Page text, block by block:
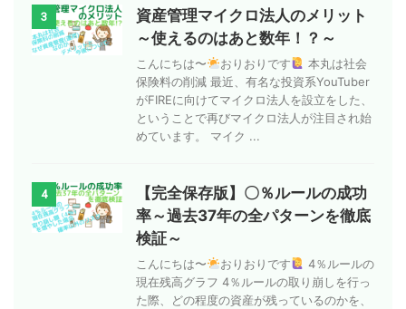
3
資産管理マイクロ法人のメリット
～使えるのはあと数年！？～
こんにちは〜 おりおりです
本丸は社会
保険料の削減 最近、有名な投資系YouTuber
がFIREに向けてマイクロ法人を設立をした、
ということで再びマイクロ法人が注目され始
めています。 マイク ...
4
【完全保存版】〇％ルールの成功
率～過去37年の全パターンを徹底
検証～
こんにちは〜 おりおりです
4％ルールの
現在残高グラフ 4％ルールの取り崩しを行っ
た際、どの程度の資産が残っているのかを、